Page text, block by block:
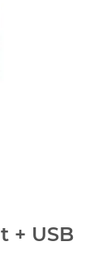
+ USB